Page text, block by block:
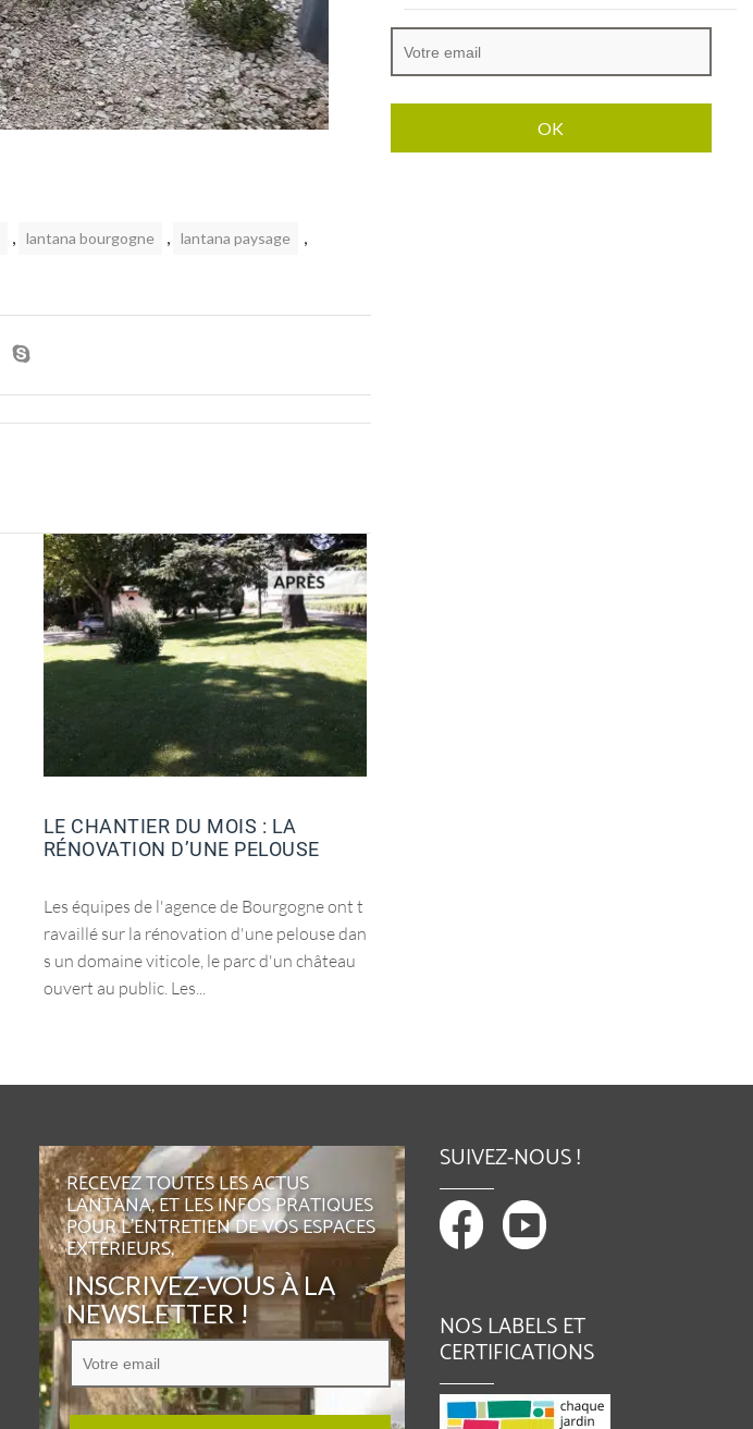
lantana bourgogne lantana paysage
LE CHANTIER DU MOIS : LA
RÉNOVATION D’UNE PELOUSE
Les équipes de l'agence de Bourgogne ont t
ravaillé sur la rénovation d'une pelouse dan
s un domaine viticole, le parc d'un château
ouvert au public. Les...
RECEVEZ TOUTES LES ACTUS
LANTANA, ET LES INFOS PRATIQUES
POUR L'ENTRETIEN DE VOS ESPACES
EXTÉRIEURS,
INSCRIVEZ-VOUS À LA
NEWSLETTER !
SUIVEZ-NOUS !
NOS LABELS ET
CERTIFICATIONS